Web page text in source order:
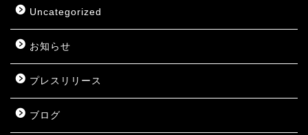
Uncategorized
お知らせ
プレスリリース
ブログ